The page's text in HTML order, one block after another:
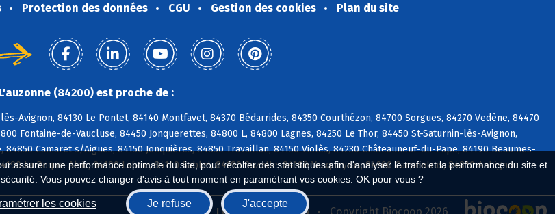
assurer une performance optimale du site, pour récolter des statistiques afin d'analyser le trafic et la performance du site et
Vous pouvez changer d'avis à tout moment en paramétrant vos cookies. OK pour vous ?
les cookies Je refuse J'accepte
Protection des données CGU Gestion des cookies Plan du site
(84200) est proche de :
Avignon, 84130 Le Pontet, 84140 Montfavet, 84370 Bédarrides, 84350 Courthézon, 84700 Sorgues, 84270 Vedène, 84470
Fontaine-de-Vaucluse, 84450 Jonquerettes, 84800 L, 84800 Lagnes, 84250 Le Thor, 84450 St-Saturnin-lès-Avignon,
84850 Camaret s/Aigues, 84150 Jonquières, 84850 Travaillan, 84150 Violès, 84230 Châteauneuf-du-Pape, 84190 Beaumes-
La Roque-Alric, 84190 Lafare, 84110 Sablet, 84190 Suzette, 84190 Vacqueyras, 84200 Carpentras, 84810 Aubignan
Biocoop.fr Le réseau Biocoop Copyright Biocoop 2026